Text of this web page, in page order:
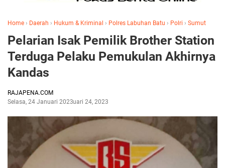
Home › Daerah › Hukum & Kriminal › Polres Labuhan Batu › Polri › Sumut
Pelarian Isak Pemilik Brother Station
Terduga Pelaku Pemukulan Akhirnya
Kandas
RAJAPENA.COM
Selasa, 24 Januari 2023Januari 24, 2023